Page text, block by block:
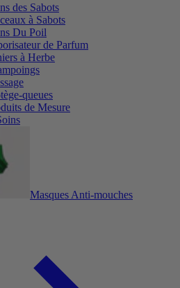
des Sabots
à Sabots
Du Poil
de Parfum
à Herbe
queues
de Mesure
Masques Anti-mouches